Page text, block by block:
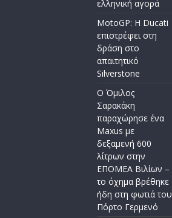
ελληνική αγορά
MotoGP: Η Ducati
επιστρέφει στη
δράση στο
απαιτητικό
Silverstone
Ο Όμιλος
Σαρακάκη
παραχώρησε ένα
Maxus με
δεξαμενή 600
λίτρων στην
ΕΠΟΜΕΑ Βιλίων –
το όχημα βρέθηκε
ήδη στη φωτιά του
Πόρτο Γερμενό